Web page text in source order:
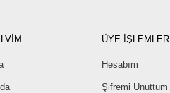
ÜYE İŞLEMLERİ
Hesabım
Şifremi Unuttum